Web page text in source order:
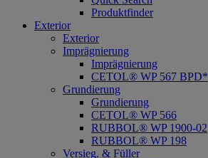
Produktfinder
Exterior
Exterior
Imprägnierung
Imprägnierung
CETOL® WP 567 BPD*
Grundierung
Grundierung
CETOL® WP 566
RUBBOL® WP 1900-02
RUBBOL® WP 198
Versieg. & Füller